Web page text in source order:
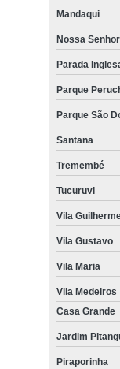
Mandaqui
Nossa
Parada
Parque
Parque São
Santana
Tremembé
Tucuruvi
Vila
Vila Gustavo
Vila Maria
Vila Medeiros
Casa Grande
Jardim
Piraporinha